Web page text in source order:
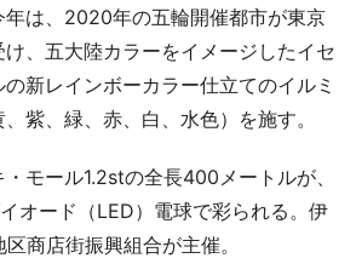
年は、2020年の五輪開催都市が東京
、五大陸カラーをイメージしたイセ
新レインボーカラー仕立てのイルミ
紫、緑、赤、白、水色）を施す。
モール1.2stの全長400メートルが、
オード（LED）電球で彩られる。伊
商店街振興組合が主催。